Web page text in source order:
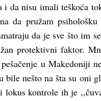
i da nisu imali teškoća
da pružam
da je sve što im
protektivni faktor.
u Makedoniji
bile nešto na šta su oni
kontrole ih je